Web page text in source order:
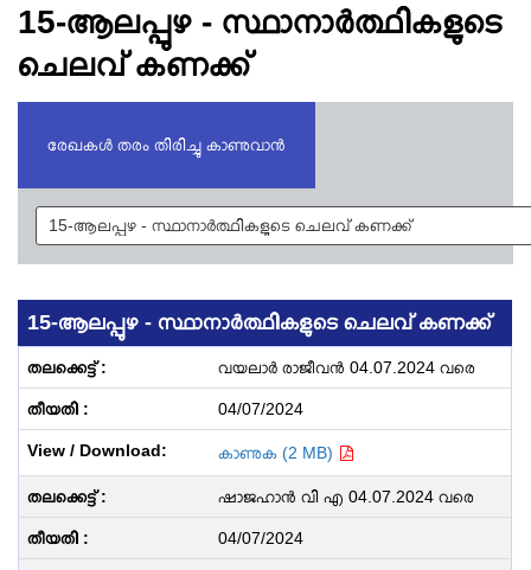
15-ആലപ്പുഴ - സ്ഥാനാർത്ഥികളുടെ
ചെലവ് കണക്ക്
രേഖകൾ തരം തിരിച്ചു കാണുവാൻ
15-ആലപ്പുഴ - സ്ഥാനാർത്ഥികളുടെ ചെലവ് കണക്ക്
വയലാർ രാജീവൻ 04.07.2024 വരെ
04/07/2024
കാണുക (2 MB)
ഷാജഹാൻ വി എ 04.07.2024 വരെ
04/07/2024